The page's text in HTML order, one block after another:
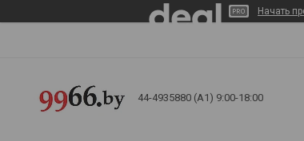
Начать
44-4935880 (A1) 9:00-18:00